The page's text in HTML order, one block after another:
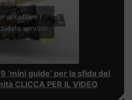
accettare i
servizio
‘mini guide’ per la sfida del
CLICCA PER IL VIDEO